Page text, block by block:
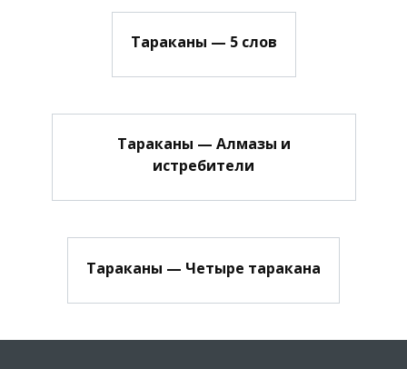
Тараканы — 5 слов
Тараканы — Алмазы и
истребители
Тараканы — Четыре таракана